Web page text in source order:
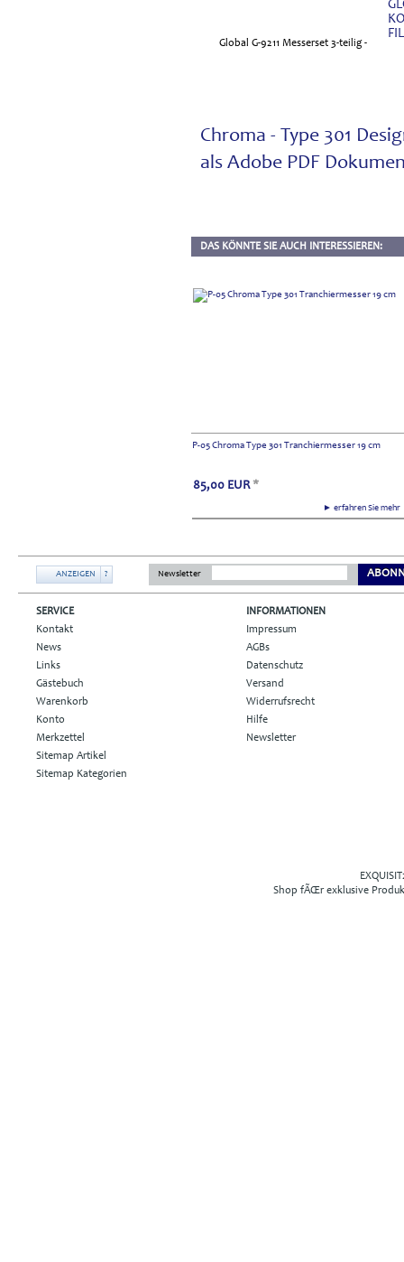
Chroma - Type 301
als Adobe PDF
DAS KÖNNTE SIE AUCH INTERESSIEREN:
P-05 Chroma Type 301 Tranchiermesser 19 cm
► erfahren Sie
85,00 EUR *
ANZEIGEN ? Newsletter
SERVICE
Kontakt
News
Links
Gästebuch
Warenkorb
Konto
Merkzettel
Sitemap Artikel
Sitemap Kategorien
INFORMATIONEN
Impressum
AGBs
Datenschutz
Versand
Widerrufsrecht
Hilfe
Newsletter
Shop fÃŒr exklusive